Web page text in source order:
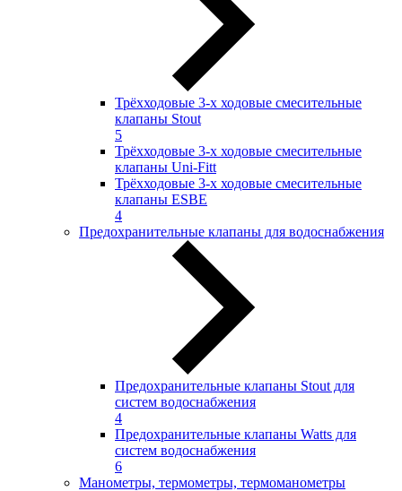
Трёхходовые 3-х ходовые смесительные
клапаны Stout
5
Трёхходовые 3-х ходовые смесительные
клапаны Uni-Fitt
Трёхходовые 3-х ходовые смесительные
клапаны ESBE
4
Предохранительные клапаны для водоснабжения
Предохранительные клапаны Stout для
систем водоснабжения
4
Предохранительные клапаны Watts для
систем водоснабжения
6
Манометры, термометры, термоманометры